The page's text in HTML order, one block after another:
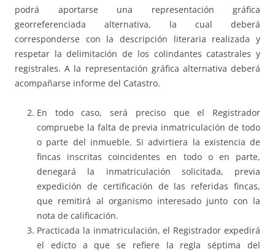
podrá aportarse una representación gráfica
georreferenciada alternativa, la cual deberá
corresponderse con la descripción literaria realizada y
respetar la delimitación de los colindantes catastrales y
registrales. A la representación gráfica alternativa deberá
acompañarse informe del Catastro.
En todo caso, será preciso que el Registrador
compruebe la falta de previa inmatriculación de todo
o parte del inmueble. Si advirtiera la existencia de
fincas inscritas coincidentes en todo o en parte,
denegará la inmatriculación solicitada, previa
expedición de certificación de las referidas fincas,
que remitirá al organismo interesado junto con la
nota de calificación.
Practicada la inmatriculación, el Registrador expedirá
el edicto a que se refiere la regla séptima del